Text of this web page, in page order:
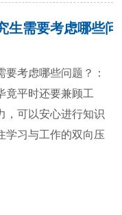
生需要考虑哪些问
考虑哪些问题？：
竟平时还要兼顾工
，可以安心进行知识
学习与工作的双向压